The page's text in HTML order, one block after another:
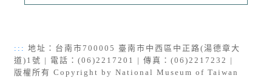
::: 地址：台南市700005 臺南市中西區中正路(湯德章大
道)1號 | 電話：(06)2217201 | 傳真：(06)2217232 |
版權所有 Copyright by National Museum of Taiwan